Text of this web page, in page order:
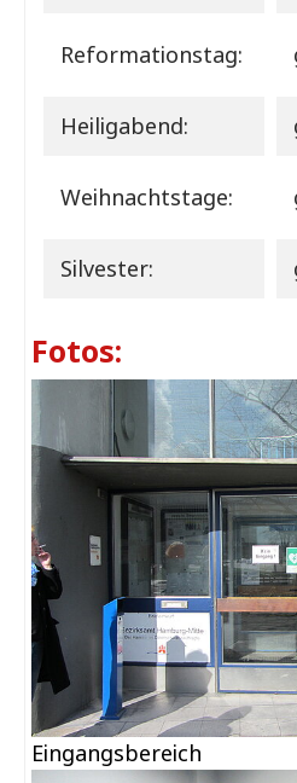
Reformationstag:
Heiligabend:
Weihnachtstage:
Silvester:
Fotos:
Eingangsbereich